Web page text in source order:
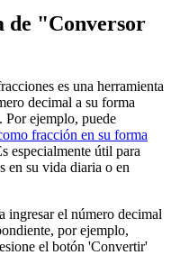
de "Conversor
es una herramienta
decimal a su forma
Por ejemplo, puede
fracción en su forma
especialmente útil para
en su vida diaria o en
ingresar el número decimal
por ejemplo,
el botón 'Convertir'